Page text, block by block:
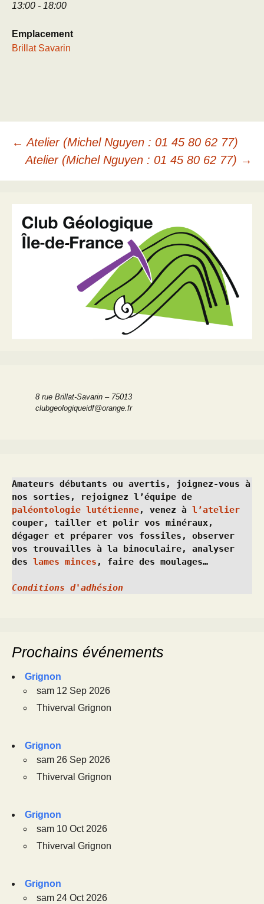
13:00 - 18:00
Emplacement
Brillat Savarin
Navigation
des
articles
← Atelier (Michel Nguyen : 01 45 80 62 77)
Atelier (Michel Nguyen : 01 45 80 62 77) →
8 rue Brillat-Savarin – 75013
clubgeologiqueidf@orange.fr
Amateurs débutants ou avertis, joignez-vous à
paléontologie lutétienne, venez à l’atelier
couper, tailler et polir vos minéraux,
dégager et préparer vos fossiles, observer
vos trouvailles à la binoculaire, analyser
des lames minces , faire des moulages…
Conditions d'adhésion
Prochains événements
Grignon
sam 12 Sep 2026
Thiverval Grignon
Grignon
sam 26 Sep 2026
Thiverval Grignon
Grignon
sam 10 Oct 2026
Thiverval Grignon
Grignon
sam 24 Oct 2026